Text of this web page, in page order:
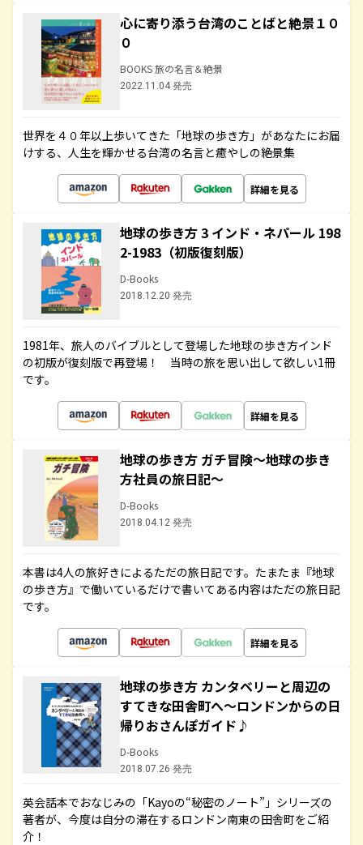
心に寄り添う台湾のことばと絶景１０
０
BOOKS 旅の名言＆絶景
2022.11.04 発売
世界を４０年以上歩いてきた「地球の歩き方」があなたにお届
けする、人生を輝かせる台湾の名言と癒やしの絶景集
詳細を見る
地球の歩き方 3 インド・ネパール 198
2-1983（初版復刻版）
D-Books
2018.12.20 発売
1981年、旅人のバイブルとして登場した地球の歩き方インド
の初版が復刻版で再登場！ 当時の旅を思い出して欲しい1冊
です。
詳細を見る
地球の歩き方 ガチ冒険～地球の歩き
方社員の旅日記～
D-Books
2018.04.12 発売
本書は4人の旅好きによるただの旅日記です。たまたま『地球
の歩き方』で働いているだけで書いてある内容はただの旅日記
です。
詳細を見る
地球の歩き方 カンタベリーと周辺の
すてきな田舎町へ～ロンドンからの日
帰りおさんぽガイド♪
D-Books
2018.07.26 発売
英会話本でおなじみの「Kayoの“秘密のノート”」シリーズの
著者が、今度は自分の滞在するロンドン南東の田舎町をご紹
介！